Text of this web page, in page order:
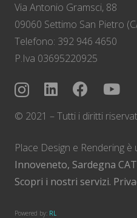
Via Antonio Gramsci, 88
09060 Settimo San Pietro
Telefono: 392 946 4650
P.Iva 03695220925
© 2021 – Tutti i diritti
Place Design e Rendering è
Innoveneto, Sardegna CAT
Scopri i nostri servizi.
Powered by: RL